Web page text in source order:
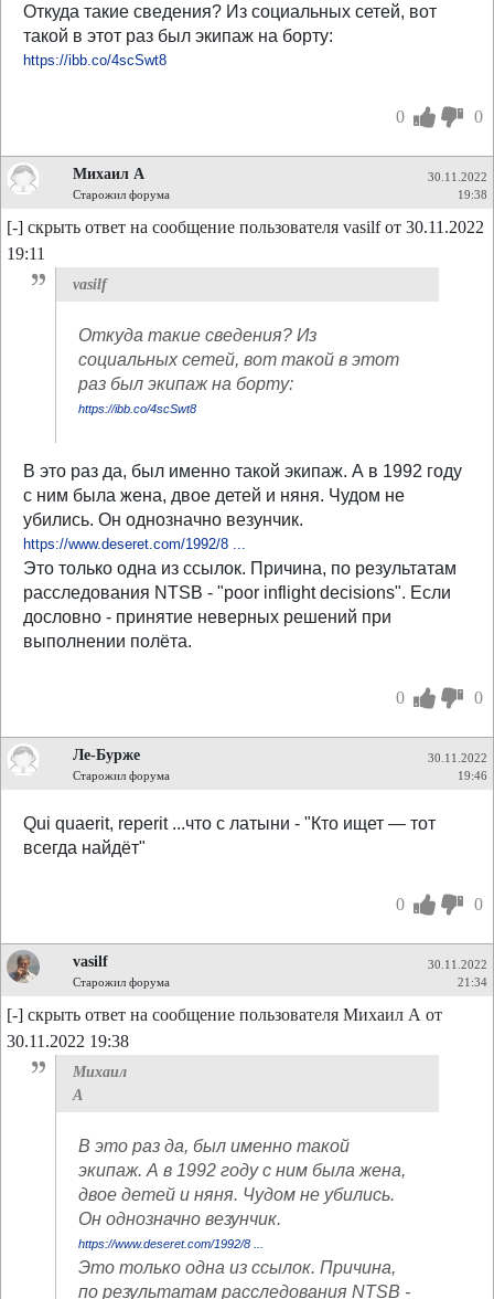
Откуда такие сведения? Из социальных сетей, вот
такой в этот раз был экипаж на борту:
https://ibb.co/4scSwt8
0 0
Михаил А
Старожил форума
30.11.2022
19:38
[-] скрыть ответ на сообщение пользователя vasilf от 30.11.2022
19:11
vasilf
Откуда такие сведения? Из
социальных сетей, вот такой в этот
раз был экипаж на борту:
https://ibb.co/4scSwt8
В это раз да, был именно такой экипаж. А в 1992 году
с ним была жена, двое детей и няня. Чудом не
убились. Он однозначно везунчик.
https://www.deseret.com/1992/8 ...
Это только одна из ссылок. Причина, по результатам
расследования NTSB - "poor inflight decisions". Если
дословно - принятие неверных решений при
выполнении полёта.
0 0
Ле-Бурже
Старожил форума
30.11.2022
19:46
Qui quaerit, reperit ...что с латыни - "Кто ищет — тот
всегда найдёт"
0 0
vasilf
Старожил форума
30.11.2022
21:34
[-] скрыть ответ на сообщение пользователя Михаил А от
30.11.2022 19:38
Михаил
А
В это раз да, был именно такой
экипаж. А в 1992 году с ним была жена,
двое детей и няня. Чудом не убились.
Он однозначно везунчик.
https://www.deseret.com/1992/8 ...
Это только одна из ссылок. Причина,
по результатам расследования NTSB -